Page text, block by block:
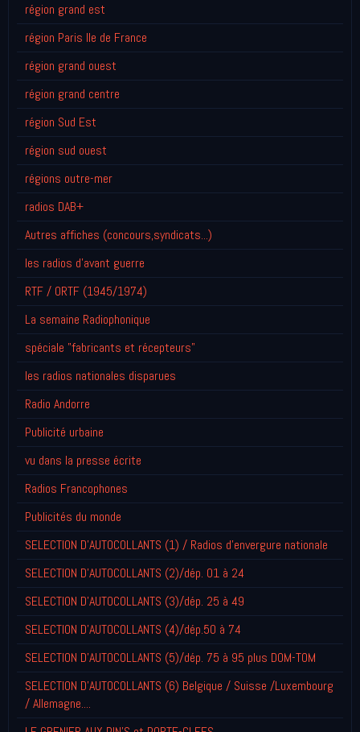
région grand est
région Paris Ile de France
région grand ouest
région grand centre
région Sud Est
région sud ouest
régions outre-mer
radios DAB+
Autres affiches (concours,syndicats...)
les radios d'avant guerre
RTF / ORTF (1945/1974)
La semaine Radiophonique
spéciale "fabricants et récepteurs"
les radios nationales disparues
Radio Andorre
Publicité urbaine
vu dans la presse écrite
Radios Francophones
Publicités du monde
SELECTION D'AUTOCOLLANTS (1) / Radios d'envergure nationale
SELECTION D'AUTOCOLLANTS (2)/dép. 01 à 24
SELECTION D'AUTOCOLLANTS (3)/dép. 25 à 49
SELECTION D'AUTOCOLLANTS (4)/dép.50 à 74
SELECTION D'AUTOCOLLANTS (5)/dép. 75 à 95 plus DOM-TOM
SELECTION D'AUTOCOLLANTS (6) Belgique / Suisse /Luxembourg
/ Allemagne....